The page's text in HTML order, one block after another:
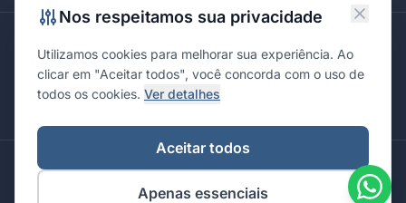
MaringáCuritibaSão PauloLondrinaCascavelPonta Grossa
Florianópolis BrasíliaJoinvilleCampinas
© 2026 Integrare. Marketing de Verdade. Todos os direitos
reservados.
Nos respeitamos sua privacidade
Utilizamos cookies para melhorar sua experiência. Ao
clicar em "Aceitar todos", você concorda com o uso de
todos os cookies. Ver detalhes
Aceitar todos
Apenas essenciais